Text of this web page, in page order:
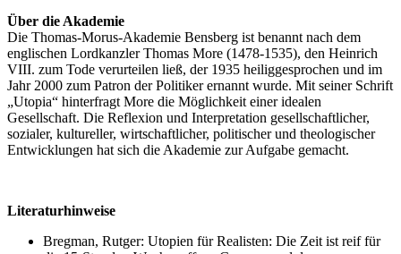
Über die Akademie
Die Thomas-Morus-Akademie Bensberg ist benannt nach dem
englischen Lordkanzler Thomas More (1478-1535), den Heinrich
VIII. zum Tode verurteilen ließ, der 1935 heiliggesprochen und im
Jahr 2000 zum Patron der Politiker ernannt wurde. Mit seiner Schrift
„Utopia“ hinterfragt More die Möglichkeit einer idealen
Gesellschaft. Die Reflexion und Interpretation gesellschaftlicher,
sozialer, kultureller, wirtschaftlicher, politischer und theologischer
Entwicklungen hat sich die Akademie zur Aufgabe gemacht.
Literaturhinweise
Bregman, Rutger: Utopien für Realisten: Die Zeit ist reif für